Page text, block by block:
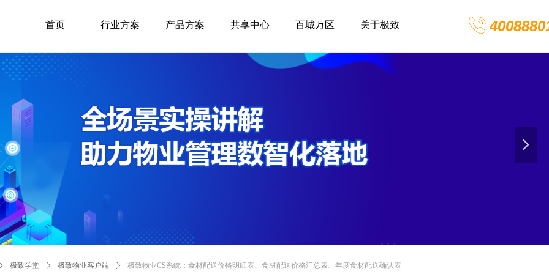
首页 行业方案 产品方案 共享中心 百城万区 关于极致
넲
极致学堂 ꄲ 极致物业客户端 ꄲ 极致物业CS系统：食材配送价格明细表、食材配送价格汇总表、年度食材配送确认表